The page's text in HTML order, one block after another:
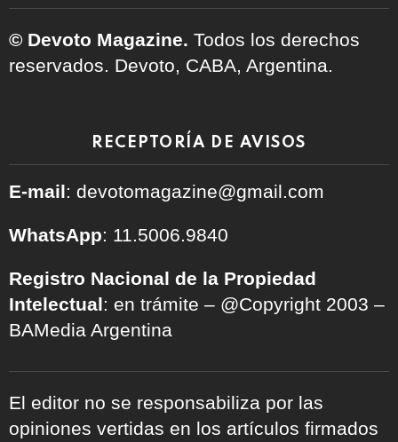
© Devoto Magazine. Todos los derechos
reservados. Devoto, CABA, Argentina.
RECEPTORÍA DE AVISOS
E-mail: devotomagazine@gmail.com
WhatsApp: 11.5006.9840
Registro Nacional de la Propiedad
Intelectual: en trámite – @Copyright 2003 –
BAMedia Argentina
El editor no se responsabiliza por las
opiniones vertidas en los artículos firmados